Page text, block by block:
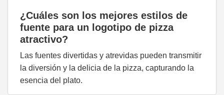
¿Cuáles son los mejores estilos de
fuente para un logotipo de pizza
atractivo?
Las fuentes divertidas y atrevidas pueden transmitir
la diversión y la delicia de la pizza, capturando la
esencia del plato.